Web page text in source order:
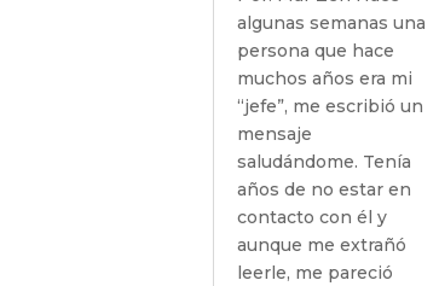
algunas semanas una
persona que hace
muchos años era mi
“jefe”, me escribió un
mensaje
saludándome. Tenía
años de no estar en
contacto con él y
aunque me extrañó
leerle, me pareció